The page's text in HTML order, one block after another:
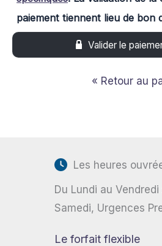
paiement tiennent lieu de bon
Valider le
« Retour au
Les heures
Du Lundi au
Samedi, Urgences
Le forfait flexible